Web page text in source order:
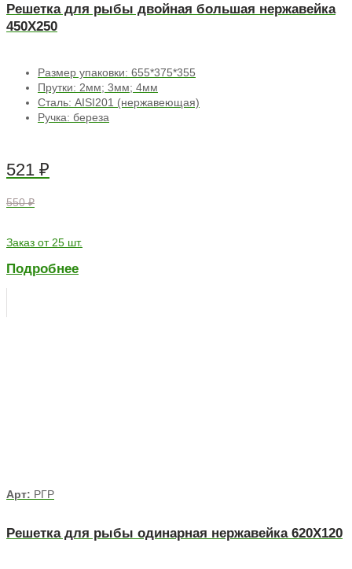
Решетка для рыбы двойная большая нержавейка
450Х250
Размер упаковки: 655*375*355
Прутки: 2мм; 3мм; 4мм
Сталь: AISI201 (нержавеющая)
Ручка: береза
521 ₽
550 ₽
Заказ от 25 шт.
Подробнее
Арт: РГР
Решетка для рыбы одинарная нержавейка 620Х120